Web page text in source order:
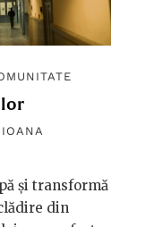
IOANA
și transformă
din